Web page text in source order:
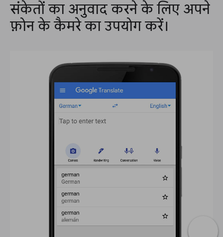
संकेतों का अनुवाद करने के लिए अपने
फ़ोन के कैमरे का उपयोग करें।